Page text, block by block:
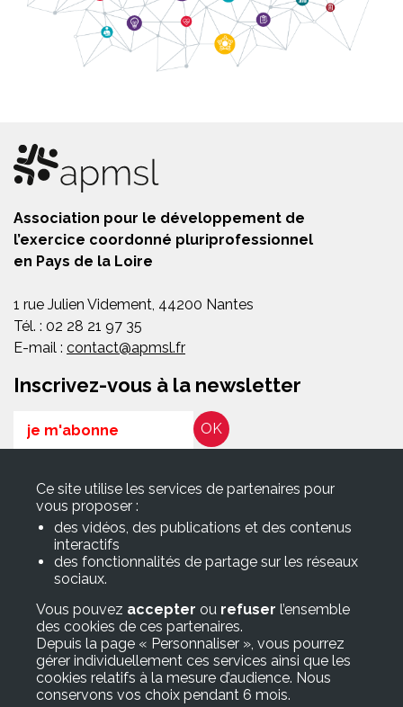
Association pour le développement de
l’exercice coordonné pluriprofessionnel
en Pays de la Loire
1 rue Julien Videment, 44200 Nantes
Tél. : 02 28 21 97 35
E-mail : contact@apmsl.fr
Inscrivez-vous à la newsletter
Email
En soumettant ce formulaire, j’accepte que les informations
saisies soient exploitées pour les finalités décrites dans la page
Politique de confidentialité
Accès rapide
> Adhérer à l’APMSL
> FAQ/Glossaire
Ce site utilise les services de partenaires pour
vous proposer :
des vidéos, des publications et des contenus
interactifs
des fonctionnalités de partage sur les réseaux
sociaux.
Vous pouvez accepter ou refuser l’ensemble
des cookies de ces partenaires.
Depuis la page « Personnaliser », vous pourrez
gérer individuellement ces services ainsi que les
cookies relatifs à la mesure d’audience. Nous
conservons vos choix pendant 6 mois.